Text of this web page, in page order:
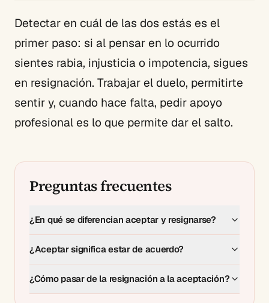
Detectar en cuál de las dos estás es el
primer paso: si al pensar en lo ocurrido
sientes rabia, injusticia o impotencia, sigues
en resignación. Trabajar el duelo, permitirte
sentir y, cuando hace falta, pedir apoyo
profesional es lo que permite dar el salto.
Preguntas frecuentes
¿En qué se diferencian aceptar y resignarse?
¿Aceptar significa estar de acuerdo?
¿Cómo pasar de la resignación a la aceptación?